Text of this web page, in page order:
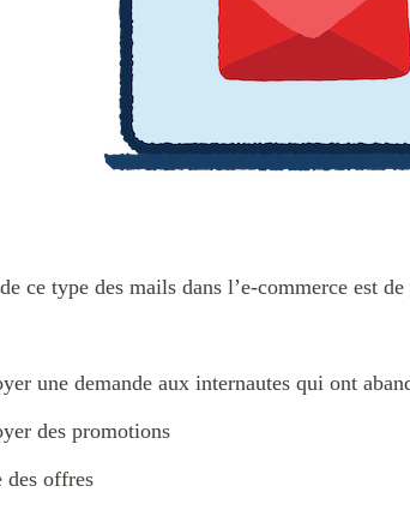
ce type des mails dans l’e-commerce est
une demande aux internautes qui ont
des promotions
des offres